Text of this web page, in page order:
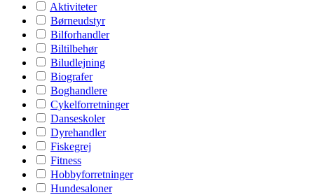
Aktiviteter
Børneudstyr
Bilforhandler
Biltilbehør
Biludlejning
Biografer
Boghandlere
Cykelforretninger
Danseskoler
Dyrehandler
Fiskegrej
Fitness
Hobbyforretninger
Hundesaloner